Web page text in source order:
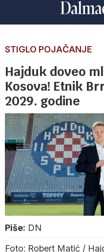
STIGLO POJAČANJE
Hajduk doveo
Kosova! Etnik
2029. godine
Piše: DN
Foto: Robert Matić /